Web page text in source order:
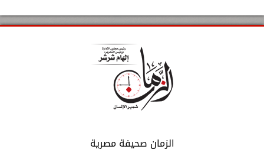
الزمان صحيفة مصرية